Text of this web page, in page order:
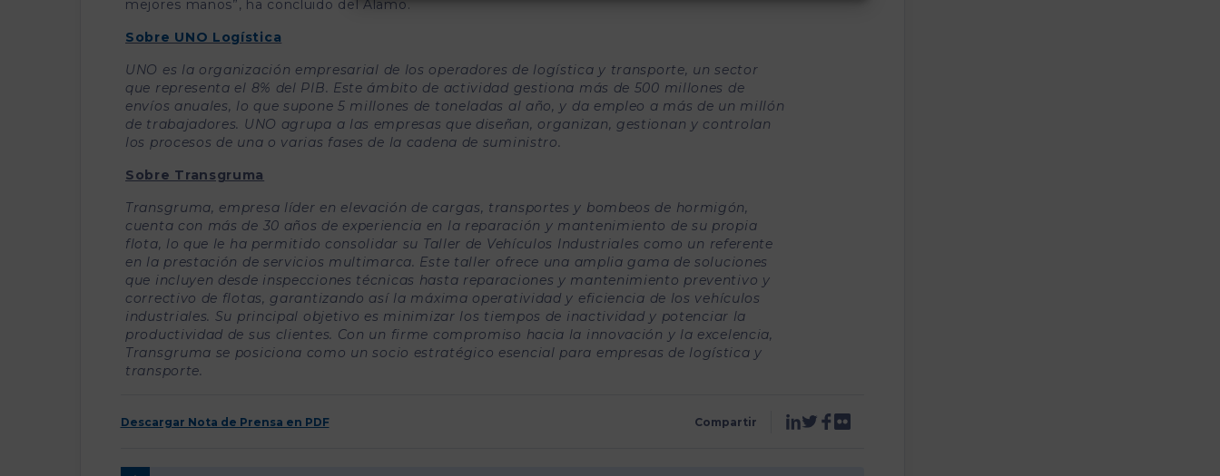
mejores manos”, ha concluido del Álamo.
Sobre UNO Logística
UNO es la organización empresarial de los operadores de logística y transporte, un sector
que representa el 8% del PIB. Este ámbito de actividad gestiona más de 500 millones de
envíos anuales, lo que supone 5 millones de toneladas al año, y da empleo a más de un millón
de trabajadores. UNO agrupa a las empresas que diseñan, organizan, gestionan y controlan
los procesos de una o varias fases de la cadena de suministro.
Sobre Transgruma
Transgruma, empresa líder en elevación de cargas, transportes y bombeos de hormigón,
cuenta con más de 30 años de experiencia en la reparación y mantenimiento de su propia
flota, lo que le ha permitido consolidar su Taller de Vehículos Industriales como un referente
en la prestación de servicios multimarca. Este taller ofrece una amplia gama de soluciones
que incluyen desde inspecciones técnicas hasta reparaciones y mantenimiento preventivo y
correctivo de flotas, garantizando así la máxima operatividad y eficiencia de los vehículos
industriales. Su principal objetivo es minimizar los tiempos de inactividad y potenciar la
productividad de sus clientes. Con un firme compromiso hacia la innovación y la excelencia,
Transgruma se posiciona como un socio estratégico esencial para empresas de logística y
transporte.
Descargar Nota de Prensa en PDF Compartir